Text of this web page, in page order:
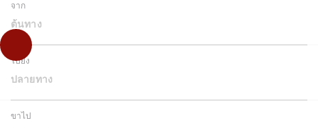
จาก
ต้นทาง
ไปยัง
ปลายทาง
ขาไป